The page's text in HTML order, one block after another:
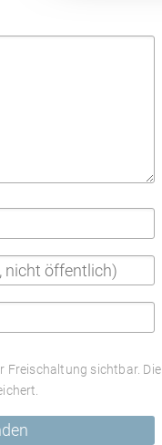
Freischaltung sichtbar.